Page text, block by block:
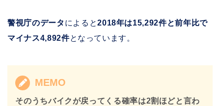
警視庁のデータ によると2018年は15,292件と前年比で
マイナス4,892件となっています。
MEMO
そのうちバイクが戻ってくる確率は2割ほどと言わ